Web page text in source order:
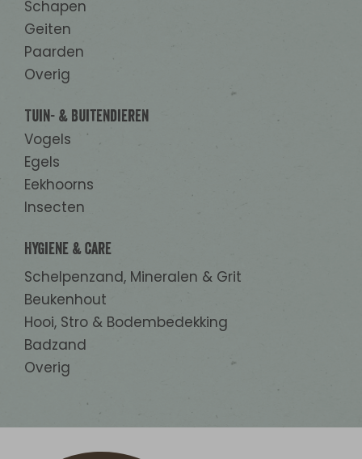
Schapen
Geiten
Paarden
Overig
Tuin- & Buitendieren
Vogels
Egels
Eekhoorns
Insecten
Hygiene & Care
Schelpenzand, Mineralen & Grit
Beukenhout
Hooi, Stro & Bodembedekking
Badzand
Overig